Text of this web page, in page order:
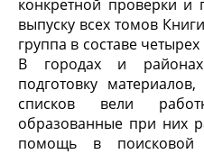
конкретной проверки и
выпуску всех томов
группа в составе
В городах и
подготовку
списков вели
образованные при них
помощь в поисковой